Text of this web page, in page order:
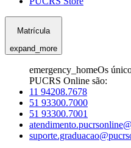
Matrícula
expand_more
emergency_homeOs
PUCRS Online são:
11 94208.7678
51 93300.7000
51 93300.7001